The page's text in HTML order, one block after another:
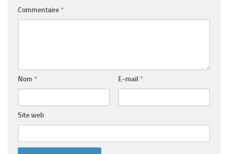
Commentaire*
Nom * E-mail *
Site web